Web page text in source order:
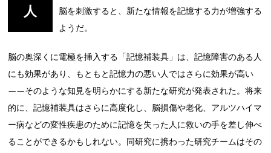
人
脳を刺激すると、新たな情報を記憶する力が増強する
ようだ。
脳の奥深くに電極を挿入する「記憶補装具」は、記憶障害のある人
にも効果があり、もともと記憶力の悪い人ではさらに効果が高い
——そのような知見を明らかにする新たな研究が発表された。将来
的に、記憶補装具はさらに高度化し、脳損傷や老化、アルツハイマ
ー病などの変性疾患のために記憶を失った人に救いの手を差し伸べ
ることができるかもしれない。同研究に携わった研究チームはその